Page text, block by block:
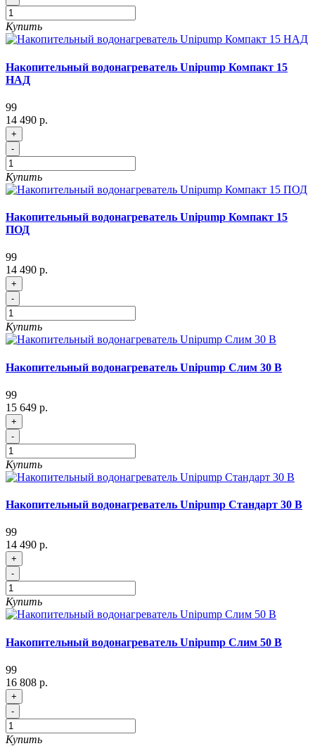
Купить
Накопительный водонагреватель Unipump Компакт 15
НАД
99
14 490 р.
+
-
Купить
Накопительный водонагреватель Unipump Компакт 15
ПОД
99
14 490 р.
+
-
Купить
Накопительный водонагреватель Unipump Слим 30 В
99
15 649 р.
+
-
Купить
Накопительный водонагреватель Unipump Стандарт 30 В
99
14 490 р.
+
-
Купить
Накопительный водонагреватель Unipump Слим 50 В
99
16 808 р.
+
-
Купить